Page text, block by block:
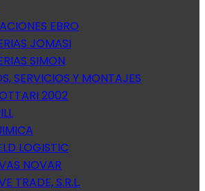
EBRO
JOMASI
SIMON
SERVICIOS Y MONTAJES
2002
LOGISTIC
NOVAR
TRADE, S.R.L.